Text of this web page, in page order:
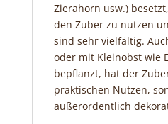
Zierahorn usw.)
den Zuber zu nutzen
sind sehr vielfältig.
oder mit Kleinobst wie
bepflanzt, hat der
praktischen Nutzen,
außerordentlich